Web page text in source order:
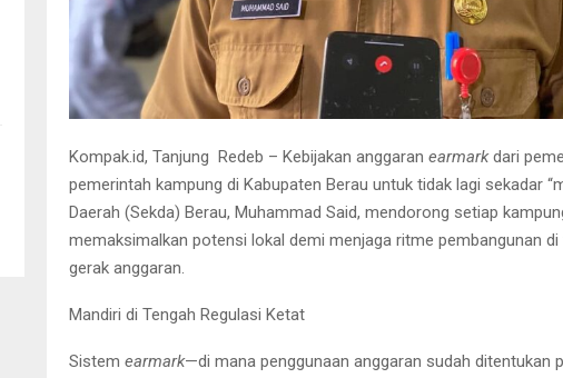
Kompak.id, Tanjung Redeb – Kebijakan anggaran earmarkdari
pemerintah kampung di Kabupaten Berau untuk tidak lagi sekadar
Daerah (Sekda) Berau, Muhammad Said, mendorong setiap
memaksimalkan potensi lokal demi menjaga ritme pembangunan
gerak anggaran.
Mandiri di Tengah Regulasi Ketat
Sistem earmark—di mana penggunaan anggaran sudah ditentukan